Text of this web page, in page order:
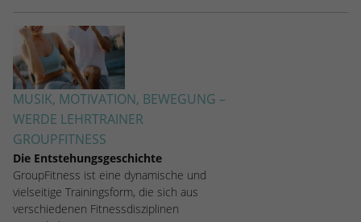
MUSIK, MOTIVATION, BEWEGUNG –
WERDE LEHRTRAINER
GROUPFITNESS
Die Entstehungsgeschichte
GroupFitness ist eine dynamische und
vielseitige Trainingsform, die sich aus
verschiedenen Fitnessdisziplinen